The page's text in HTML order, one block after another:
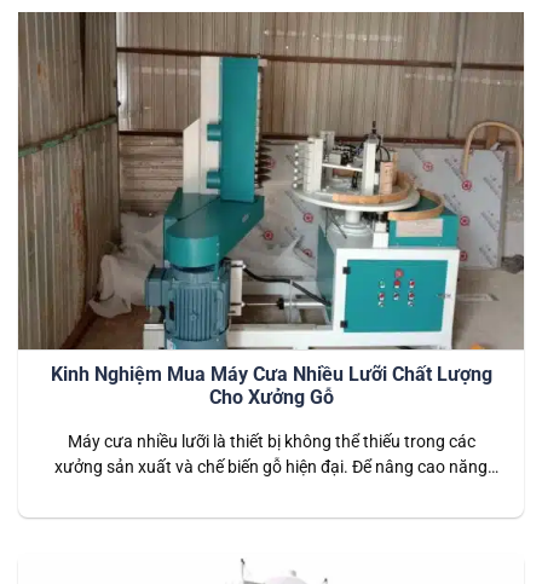
Kinh Nghiệm Mua Máy Cưa Nhiều Lưỡi Chất Lượng
Cho Xưởng Gỗ
Máy cưa nhiều lưỡi là thiết bị không thể thiếu trong các
xưởng sản xuất và chế biến gỗ hiện đại. Để nâng cao năng
việc chọn một máy cưa nhiều lưỡi phù hợp rất quan trọng.